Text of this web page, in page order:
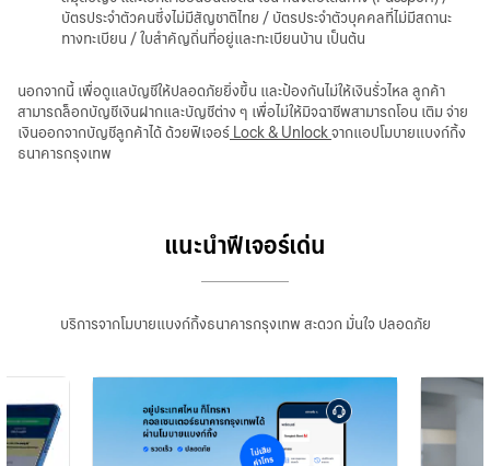
บัตรประจำตัวคนซึ่งไม่มีสัญชาติไทย / บัตรประจำตัวบุคคลที่ไม่มีสถานะ
ทางทะเบียน / ใบสำคัญถิ่นที่อยู่และทะเบียนบ้าน เป็นต้น
นอกจากนี้ เพื่อดูแลบัญชีให้ปลอดภัยยิ่งขึ้น และป้องกันไม่ให้เงินรั่วไหล ลูกค้า
สามารถล็อกบัญชีเงินฝากและบัญชีต่าง ๆ เพื่อไม่ให้มิจฉาชีพสามารถโอน เติม จ่าย
เงินออกจากบัญชีลูกค้าได้ ด้วยฟีเจอร์ Lock & Unlockจากแอปโมบายแบงก์กิ้ง
ธนาคารกรุงเทพ
แนะนำฟีเจอร์เด่น
บริการจากโมบายแบงก์กิ้งธนาคารกรุงเทพ สะดวก มั่นใจ ปลอดภัย